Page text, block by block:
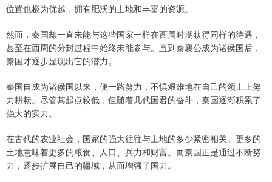
位置也极为优越，拥有肥沃的土地和丰富的资源。
然而，秦国却一直未能与这些国家一样在西周时期获得同样的待遇，
甚至在西周的分封过程中始终未能参与。直到秦襄公成为诸侯国后，
秦国才逐步显现出它的潜力。
秦国自成为诸侯国以来，便一路努力，不惧艰难地在自己的领土上努
力耕耘。尽管其起点较低，但随着几代国君的奋斗，秦国逐渐积累了
强大的实力。
在古代的农业社会，国家的强大往往与土地的多少紧密相关。更多的
土地意味着更多的粮食、人口、兵力和财富。而秦国正是通过不断努
力，逐步扩展自己的疆域，从而增强了国力。